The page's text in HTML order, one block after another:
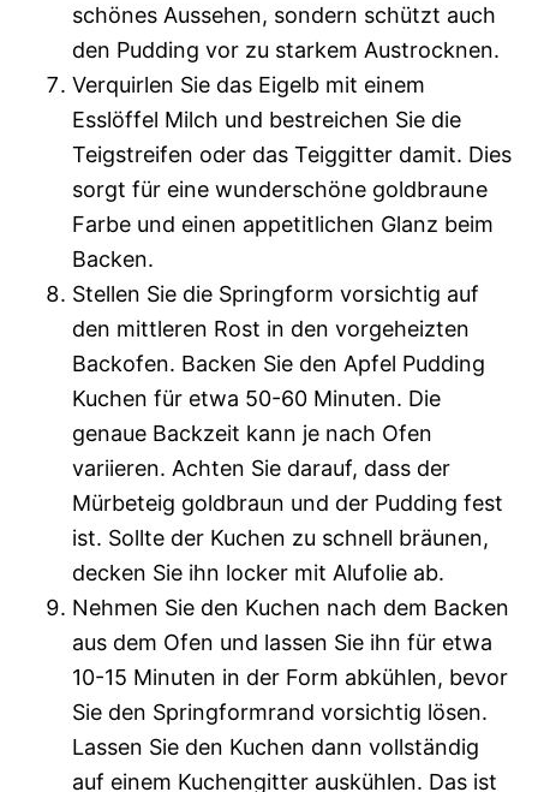
schönes Aussehen, sondern schützt auch
den Pudding vor zu starkem Austrocknen.
Verquirlen Sie das Eigelb mit einem
Esslöffel Milch und bestreichen Sie die
Teigstreifen oder das Teiggitter damit. Dies
sorgt für eine wunderschöne goldbraune
Farbe und einen appetitlichen Glanz beim
Backen.
Stellen Sie die Springform vorsichtig auf
den mittleren Rost in den vorgeheizten
Backofen. Backen Sie den Apfel Pudding
Kuchen für etwa 50-60 Minuten. Die
genaue Backzeit kann je nach Ofen
variieren. Achten Sie darauf, dass der
Mürbeteig goldbraun und der Pudding fest
ist. Sollte der Kuchen zu schnell bräunen,
decken Sie ihn locker mit Alufolie ab.
Nehmen Sie den Kuchen nach dem Backen
aus dem Ofen und lassen Sie ihn für etwa
10-15 Minuten in der Form abkühlen, bevor
Sie den Springformrand vorsichtig lösen.
Lassen Sie den Kuchen dann vollständig
auf einem Kuchengitter auskühlen. Das ist